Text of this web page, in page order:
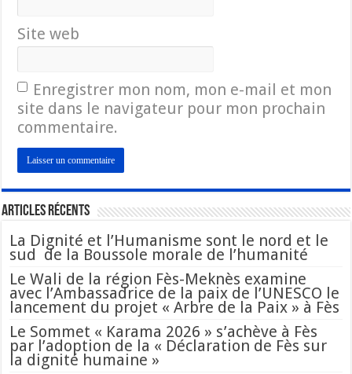
Site web
Enregistrer mon nom, mon e-mail et mon
site dans le navigateur pour mon prochain
commentaire.
Articles Récents
La Dignité et l’Humanisme sont le nord et le
sud de la Boussole morale de l’humanité
Le Wali de la région Fès-Meknès examine
avec l’Ambassadrice de la paix de l’UNESCO le
lancement du projet « Arbre de la Paix » à Fès
Le Sommet « Karama 2026 » s’achève à Fès
par l’adoption de la « Déclaration de Fès sur
la dignité humaine »